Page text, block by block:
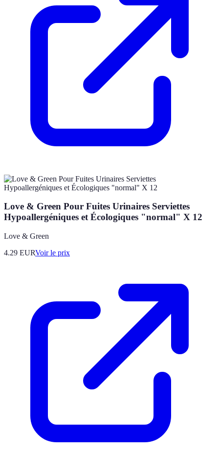
Love & Green Pour Fuites Urinaires Serviettes
Hypoallergéniques et Écologiques "normal" X 12
Love & Green
4.29 EURVoir le prix